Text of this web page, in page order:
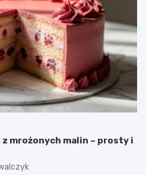
mrożonych malin – prosty i